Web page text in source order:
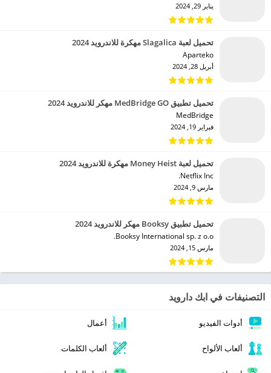
يناير 29, 2024
تحميل لعبة Slagalica مهكرة للاندرويد 2024
Aparteko‏
أبريل 28, 2024
تحميل تطبيق MedBridge GO مهكر للاندرويد 2024
MedBridge‏
فبراير 19, 2024
تحميل لعبة Money Heist مهكرة للاندرويد 2024
Netflix Inc.‏
مارس 9, 2024
تحميل تطبيق Booksy مهكر للاندرويد 2024
Booksy International sp. z o.o.‏
مارس 15, 2024
التصنيفات في ابك دارويد
أدوات الفيديو أعمال
ألعاب الألواح ألعاب الكلمات